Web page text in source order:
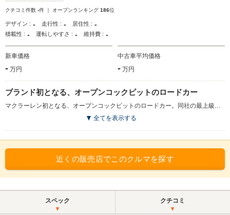
クチコミ件数 -件 ｜ オープンランキング 186位
デザイン : - 走行性 : - 居住性 : -
積載性 : - 運転しやすさ : - 維持費 : -
新車価格
- 万円
中古車平均価格
- 万円
ブランド初となる、オープンコックピットのロードカー
マクラーレン初となる、オープンコックピットのロードカー。同社の最上級カテゴリーである「アルティメットシリーズ」に属するモデルになる。「エルバ」という名称は、ブルース・マクラーレンが1960年代に設計したモデルにちなんだもの。ビスポークのカーボンファイバー製シャシーをはじめ、ボディやシート、ブレーキにまでカーボンファイバーが使用され、徹底的な軽量化が図られている。世界初となる「マクラーレンアクティブエアマネージメントシステム（AAMS）」が空気の流れを操作することで、エアロダイナミクスと冷却性能の両立を実現。エンジンは、最高出力815psを発生する4L V8ツインターボで、「7速シームレスシフトギアボックス」が組み合わされる。（2019.11）
全てを表示する
近くの販売店でこのクルマを探す
スペック クチコミ